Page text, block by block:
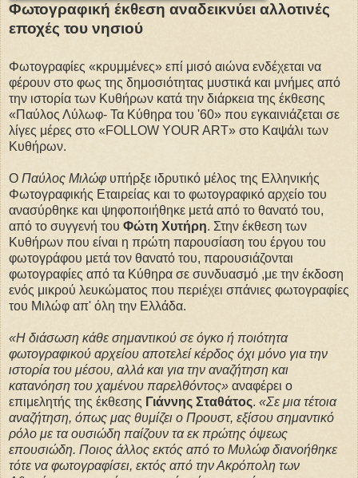
Φωτογραφική έκθεση αναδεικνύει αλλοτινές
εποχές του νησιού
Φωτογραφίες «κρυμμένες» επί μισό αιώνα ενδέχεται να
φέρουν στο φως της δημοσιότητας μυστικά και μνήμες από
την ιστορία των Κυθήρων κατά την διάρκεια της έκθεσης
«Παύλος Λύλωφ- Τα Κύθηρα του '60» που εγκαινιάζεται σε
λίγες μέρες στο «FOLLOW YOUR ART» στο Καψάλι των
Κυθήρων.
Ο Παύλος Μιλώφ υπήρξε ιδρυτικό μέλος της Ελληνικής
Φωτογραφικής Εταιρείας και το φωτογραφικό αρχείο του
ανασύρθηκε και ψηφοποιήθηκε μετά από το θανατό του,
από το συγγενή του Φώτη Χυτήρη. Στην έκθεση των
Κυθήρων που είναι η πρώτη παρουσίαση του έργου του
φωτογράφου μετά τον θανατό του, παρουσιάζονται
φωτογραφίες από τα Κύθηρα σε συνδυασμό ,με την έκδοση
ενός μικρού λευκώματος που περιέχει σπάνιες φωτογραφίες
του Μιλώφ απ' όλη την Ελλάδα.
«Η διάσωση κάθε σημαντικού σε όγκο ή ποιότητα
φωτογραφικού αρχείου αποτελεί κέρδος όχι μόνο για την
ιστορία του μέσου, αλλά και για την αναζήτηση και
κατανόηση του χαμένου παρελθόντος» αναφέρει ο
επιμελητής της έκθεσης Γιάννης Σταθάτος. «Σε μια τέτοια
αναζήτηση, όπως μας θυμίζει ο Προυστ, εξίσου σημαντικό
ρόλο με τα ουσιώδη παίζουν τα εκ πρώτης όψεως
επουσιώδη. Ποιος άλλος εκτός από το Μυλώφ διανοήθηκε
τότε να φωτογραφίσει, εκτός από την Ακρόπολη των